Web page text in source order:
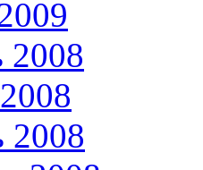
2008
2008